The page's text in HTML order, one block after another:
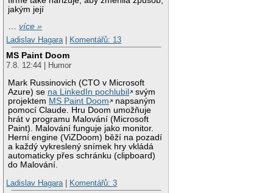
jakým její
…více »
Ladislav Hagara
Komentářů: 13
MS Paint Doom
7.8. 12:44 | Humor
Mark Russinovich (CTO v Microsoft
Azure) se na LinkedIn pochlubil
svým
projektem MS Paint Doom
napsaným
pomocí Claude. Hru Doom umožňuje
hrát v programu Malování (Microsoft
Paint). Malování funguje jako monitor.
Herní engine (ViZDoom) běží na pozadí
a každý vykreslený snímek hry vkládá
automaticky přes schránku (clipboard)
do Malování.
Ladislav Hagara
Komentářů: 3